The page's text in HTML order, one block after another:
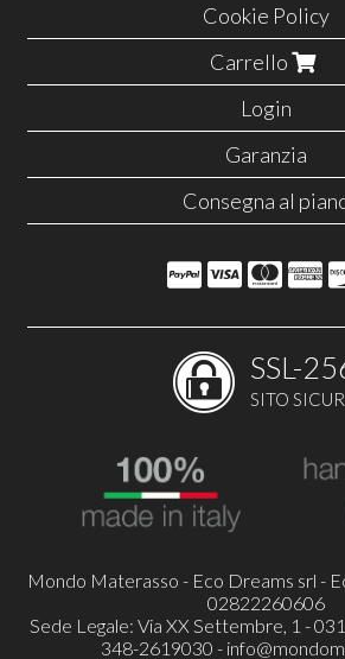
Cookie Policy
Carrello
Login
Garanzia
Consegna al
SSL-
SITO
Mondo Materasso - Eco Dreams srl -
02822260606
Sede Legale: Via XX Settembre, 1 -
348-2619030 -